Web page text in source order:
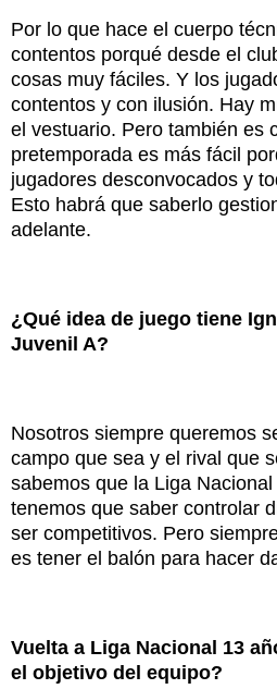
Por lo que hace el cuerpo
contentos porqué desde el
cosas muy fáciles. Y los
contentos y con ilusión. Hay
el vestuario. Pero también es
pretemporada es más fácil
jugadores desconvocados y
Esto habrá que saberlo
adelante.
¿Qué idea de juego tiene
Juvenil A?
Nosotros siempre queremos
campo que sea y el rival que
sabemos que la Liga
tenemos que saber controlar
ser competitivos. Pero
es tener el balón para hacer
Vuelta a Liga Nacional 13
el objetivo del equipo?